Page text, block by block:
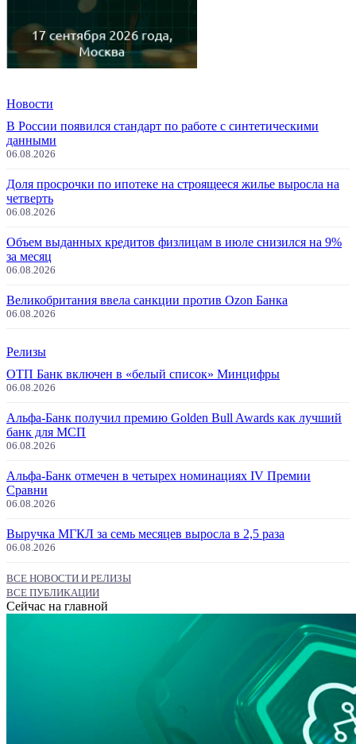
Новости
В России появился стандарт по работе с синтетическими
данными
06.08.2026
Доля просрочки по ипотеке на строящееся жилье выросла на
четверть
06.08.2026
Объем выданных кредитов физлицам в июле снизился на 9%
за месяц
06.08.2026
Великобритания ввела санкции против Ozon Банка
06.08.2026
Релизы
ОТП Банк включен в «белый список» Минцифры
06.08.2026
Альфа-Банк получил премию Golden Bull Awards как лучший
банк для МСП
06.08.2026
Альфа-Банк отмечен в четырех номинациях IV Премии
Сравни
06.08.2026
Выручка МГКЛ за семь месяцев выросла в 2,5 раза
06.08.2026
ВСЕ НОВОСТИ И РЕЛИЗЫ
ВСЕ ПУБЛИКАЦИИ
Сейчас на главной